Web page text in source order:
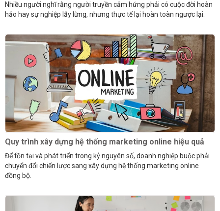
Nhiều người nghĩ rằng người truyền cảm hứng phải có cuộc đời hoàn
hảo hay sự nghiệp lẫy lừng, nhưng thực tế lại hoàn toàn ngược lại.
Quy trình xây dựng hệ thống marketing online hiệu quả
Để tồn tại và phát triển trong kỷ nguyên số, doanh nghiệp buộc phải
chuyển đổi chiến lược sang xây dựng hệ thống marketing online
đồng bộ.